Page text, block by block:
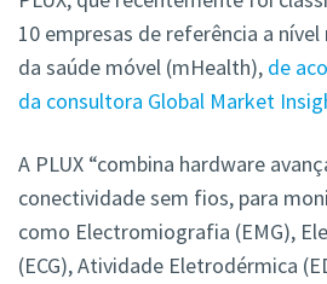
10 empresas de referência a
da saúde móvel (mHealth), de
da consultora Global Market
A PLUX “combina hardware
conectividade sem fios, para
como Electromiografia (EMG),
(ECG), Atividade Eletrodérmica